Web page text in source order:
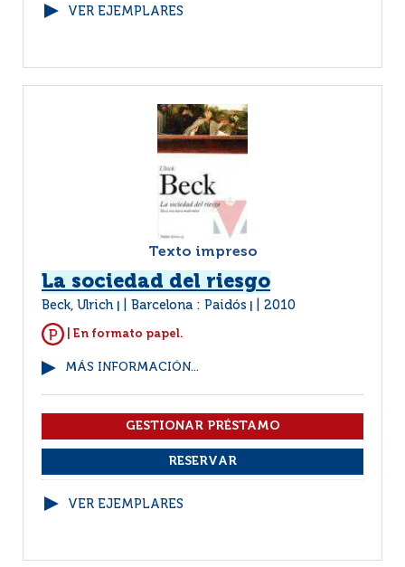
VER EJEMPLARES
Texto impreso
La sociedad del riesgo
Beck, Ulrich Barcelona : Paidós 2010
| En formato papel.
MÁS INFORMACIÓN...
VER EJEMPLARES